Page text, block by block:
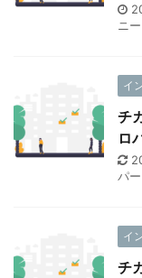
ニー
イ
チ
ロ
パ
イ
チ